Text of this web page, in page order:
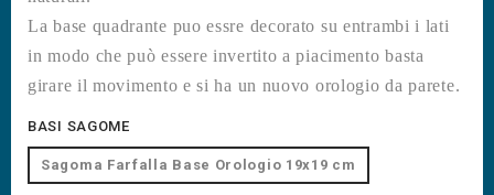
La base quadrante puo essre decorato su entrambi i lati
in modo che può essere invertito a piacimento basta
girare il movimento e si ha un nuovo orologio da parete.
BASI SAGOME
Sagoma Farfalla Base Orologio 19x19 cm